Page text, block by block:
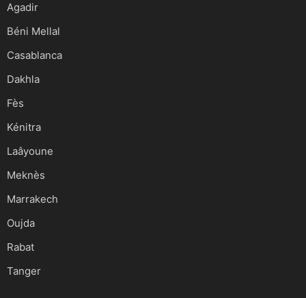
Agadir
Béni Mellal
Casablanca
Dakhla
Fès
Kénitra
Laâyoune
Meknès
Marrakech
Oujda
Rabat
Tanger